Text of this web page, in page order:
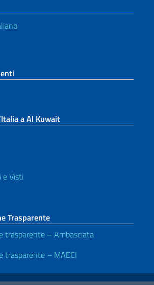
a Al Kuwait
e Visti
Trasparente
trasparente – Ambasciata
trasparente – MAECI